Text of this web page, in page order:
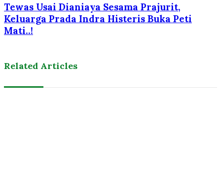
Tewas Usai Dianiaya Sesama Prajurit,
Keluarga Prada Indra Histeris Buka Peti
Mati..!
Related Articles